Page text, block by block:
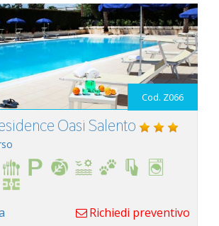
Cod. Z066
Oasi Salento
Richiedi preventivo